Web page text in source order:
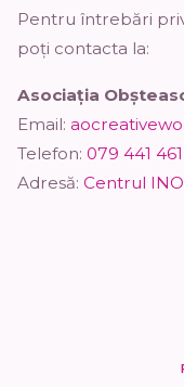
Pentru întrebări
poți contacta la:
Asociația
Email:
Telefon: 079 441 461
Adresă: Centrul